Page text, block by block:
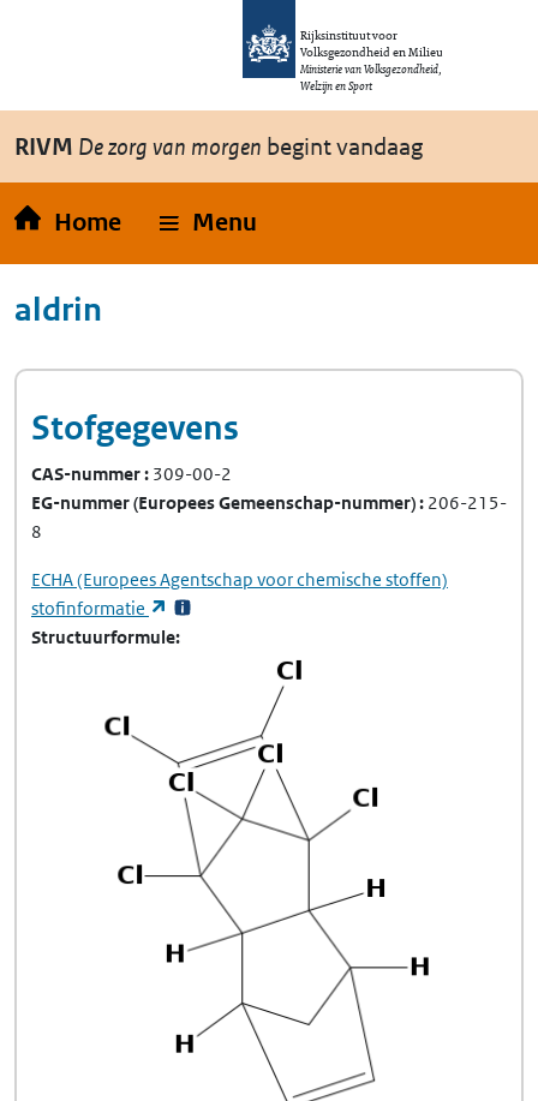
Overslaan en naar de inhoud gaan
Rijksinstituut voor
Volksgezondheid en Milieu
Ministerie van Volksgezondheid,
Welzijn en Sport
RIVM De zorg van morgen begint vandaag
Home Menu
aldrin
Stofgegevens
CAS-nummer 309-00-2
EG-nummer(Europees Gemeenschap-nummer) 206-215-
8
ECHA(Europees Agentschap voor chemische stoffen)
stofinformatie
(opent in een nieuw tabblad)
Structuurformule